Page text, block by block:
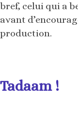
bref, celui qui a
avant
production.
Tadaam !